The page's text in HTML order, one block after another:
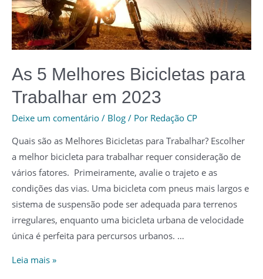
As 5 Melhores Bicicletas para
Trabalhar em 2023
Deixe um comentário / Blog / Por Redação CP
Quais são as Melhores Bicicletas para Trabalhar? Escolher
a melhor bicicleta para trabalhar requer consideração de
vários fatores. Primeiramente, avalie o trajeto e as
condições das vias. Uma bicicleta com pneus mais largos e
sistema de suspensão pode ser adequada para terrenos
irregulares, enquanto uma bicicleta urbana de velocidade
única é perfeita para percursos urbanos. …
As
Leia mais »